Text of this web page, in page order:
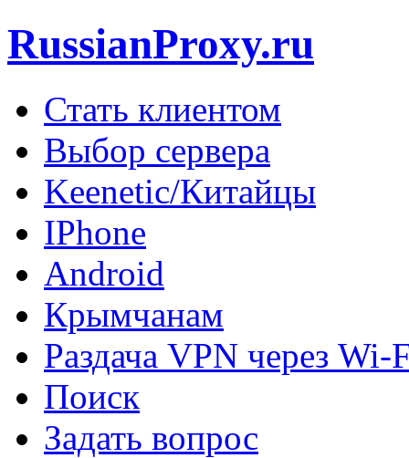
RussianProxy.ru
Стать клиентом
Выбор сервера
Keenetic/Китайцы
IPhone
Android
Крымчанам
Раздача VPN через Wi-
Поиск
Задать вопрос